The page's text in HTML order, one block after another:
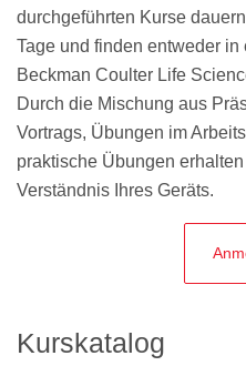
durchgeführten Kurse
Tage und finden entweder
Beckman Coulter Life
Durch die Mischung aus
Vortrags, Übungen im
praktische Übungen
Verständnis Ihres Geräts.
Kurskatalog